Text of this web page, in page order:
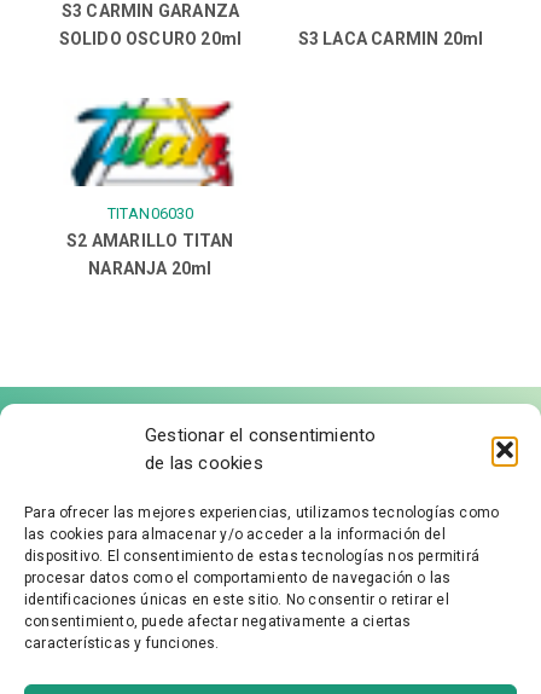
Gestionar el consentimiento
de las cookies
Para ofrecer las mejores experiencias, utilizamos tecnologías como
las cookies para almacenar y/o acceder a la información del
dispositivo. El consentimiento de estas tecnologías nos permitirá
procesar datos como el comportamiento de navegación o las
identificaciones únicas en este sitio. No consentir o retirar el
consentimiento, puede afectar negativamente a ciertas
características y funciones.
S3 CARMIN GARANZA
SOLIDO OSCURO 20ml
S3 LACA CARMIN 20ml
TITAN06030
S2 AMARILLO TITAN
NARANJA 20ml
FÁBRICA DE MOLDURAS
Aviso Legal
Política de Privacidad
Accesibilidad